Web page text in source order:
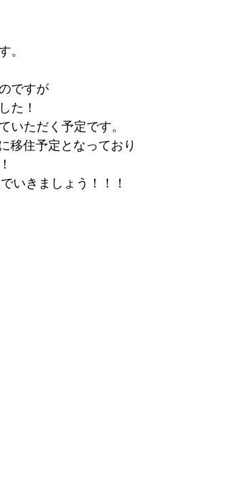
。
ですが
た！
いただく予定です。
移住予定となっており
いきましょう！！！